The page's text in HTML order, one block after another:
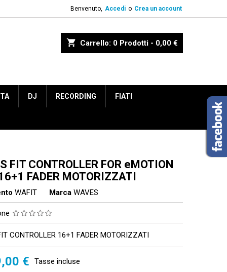
Benvenuto, Accedi o Crea un account
shopping_cart Carrello: 0 Prodotti - 0,00 €
DJ RECORDING FIATI
FIT CONTROLLER FOR eMOTION
FADER MOTORIZZATI
WAFIT Marca WAVES
CONTROLLER 16+1 FADER MOTORIZZATI
€ Tasse incluse